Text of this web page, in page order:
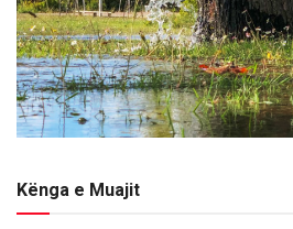
Kënga e Muajit